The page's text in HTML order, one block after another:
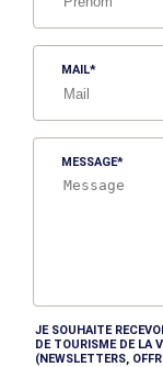
MAIL
MESSAGE
JE SOUHAITE
DE TOURISME DE LA
(NEWSLETTERS,